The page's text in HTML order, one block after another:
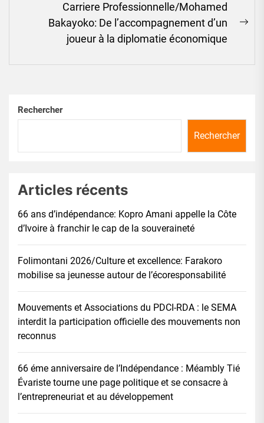
Carriere Professionnelle/Mohamed
Bakayoko: De l’accompagnement d’un
joueur à la diplomatie économique
Rechercher
Rechercher
Articles récents
66 ans d’indépendance: Kopro Amani appelle la Côte
d’Ivoire à franchir le cap de la souveraineté
Folimontani 2026/Culture et excellence: Farakoro
mobilise sa jeunesse autour de l’écoresponsabilité
Mouvements et Associations du PDCI-RDA : le SEMA
interdit la participation officielle des mouvements non
reconnus
66 éme anniversaire de l’Indépendance : Méambly Tié
Évariste tourne une page politique et se consacre à
l’entrepreneuriat et au développement